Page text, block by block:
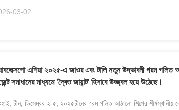
03-02
এশিয়া ২০২৫-এ জাওর এবং টালি নতুন উদ্ভাবনী গরম গলিত
সমাধানের মাধ্যমে 'দ্বৈত জায়ান্ট' হিসাবে উজ্জ্বল হয়ে উঠেছে।
চীন, ডিসেম্বর ২-৫, ২০২৫চীনের গরম গলিত আঠালো শিল্পের শীর্ষস্থানীয়